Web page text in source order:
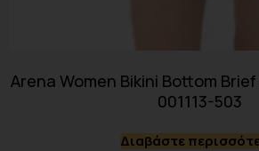
Arena Women Bikini Bottom
001113-503
Διαβάστε